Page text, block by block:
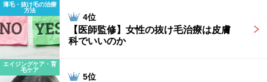
薄毛・抜け毛の治療
方法
4位
【医師監修】女性の抜け毛治療は皮膚
科でいいのか
エイジングケア・育
毛ケア
5位